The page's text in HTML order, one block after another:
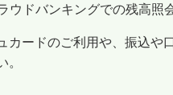
ドバンキングでの残高照
ードのご利用や、振込
。